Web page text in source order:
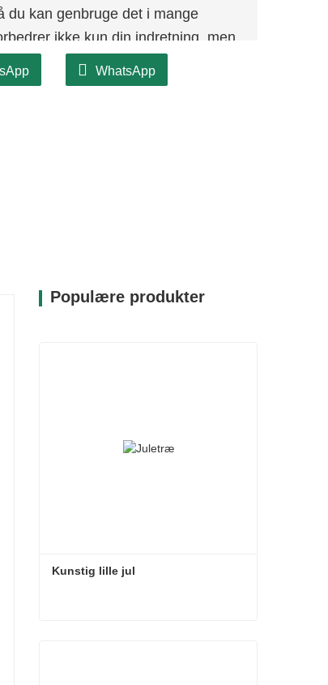
kan genbruge det i mange
ikke kun din indretning, men
WhatsApp
Populære produkter
Kunstig lille jul